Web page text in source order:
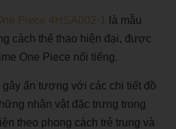
Piece 4HSA002-1
là mẫu
cách thể thao hiện đại, được
One Piece nổi tiếng.
gây ấn tượng với các chi tiết đồ
nhân vật đặc trưng trong
theo phong cách trẻ trung và